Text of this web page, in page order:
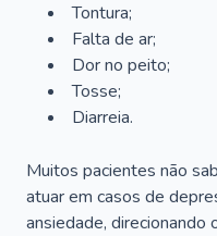
Tontura;
Falta de ar;
Dor no peito;
Tosse;
Diarreia.
Muitos pacientes não
atuar em casos de
ansiedade, direcionando